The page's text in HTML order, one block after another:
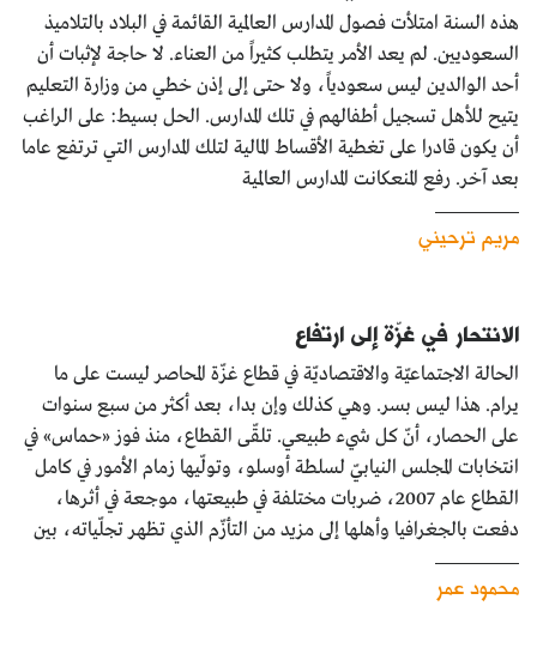
هذه السنة امتلأت فصول المدارس العالمية القائمة في البلاد بالتلاميذ
السعوديين. لم يعد الأمر يتطلب كثيراً من العناء. لا حاجة لإثبات أن
أحد الوالدين ليس سعودياً، ولا حتى إلى إذن خطي من وزارة التعليم
يتيح للأهل تسجيل أطفالهم في تلك المدارس. الحل بسيط: على الراغب
أن يكون قادرا على تغطية الأقساط المالية لتلك المدارس التي ترتفع عاما
بعد آخر. رفع المنعكانت المدارس العالمية
مريم ترحيني
الانتحار في غزّة إلى ارتفاع
الحالة الاجتماعيّة والاقتصاديّة في قطاع غزّة المحاصر ليست على ما
يرام. هذا ليس بسر. وهي كذلك وإن بدا، بعد أكثر من سبع سنوات
على الحصار، أنّ كل شيء طبيعي. تلقّى القطاع، منذ فوز «حماس» في
انتخابات المجلس النيابيّ لسلطة أوسلو، وتولّيها زمام الأمور في كامل
القطاع عام 2007، ضربات مختلفة في طبيعتها، موجعة في أثرها،
دفعت بالجغرافيا وأهلها إلى مزيد من التأزّم الذي تظهر تجلّياته، بين
محمود عمر